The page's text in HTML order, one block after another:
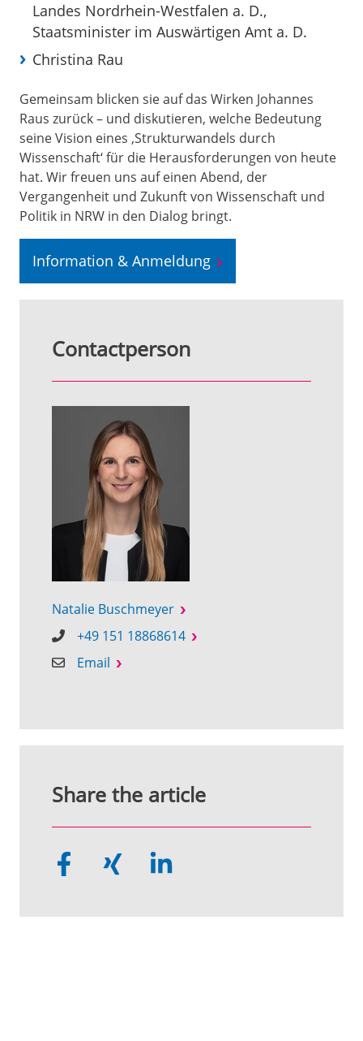
Landes Nordrhein-Westfalen a. D.,
Staatsminister im Auswärtigen Amt a. D.
Christina Rau
Gemeinsam blicken sie auf das Wirken Johannes
Raus zurück – und diskutieren, welche Bedeutung
seine Vision eines ‚Strukturwandels durch
Wissenschaft‘ für die Herausforderungen von heute
hat. Wir freuen uns auf einen Abend, der
Vergangenheit und Zukunft von Wissenschaft und
Politik in NRW in den Dialog bringt.
Information & Anmeldung
Contactperson
Natalie Buschmeyer
+49 151 18868614
Email
Share the article